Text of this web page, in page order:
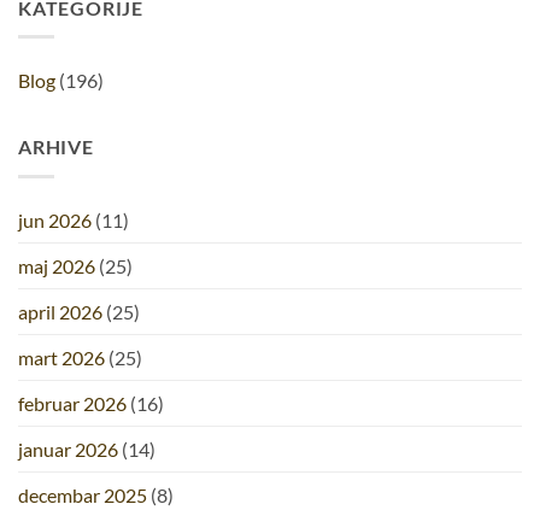
KATEGORIJE
Blog (196)
ARHIVE
jun 2026 (11)
maj 2026 (25)
april 2026 (25)
mart 2026 (25)
februar 2026 (16)
januar 2026 (14)
decembar 2025 (8)